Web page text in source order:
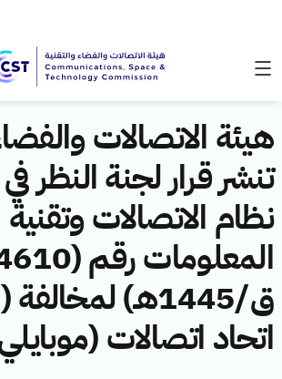
هيئة الاتصالات
تنشر قرار لجنة النظر
نظام الاتصالات وتقنية
ق/1445هـ)
اتحاد اتصالات